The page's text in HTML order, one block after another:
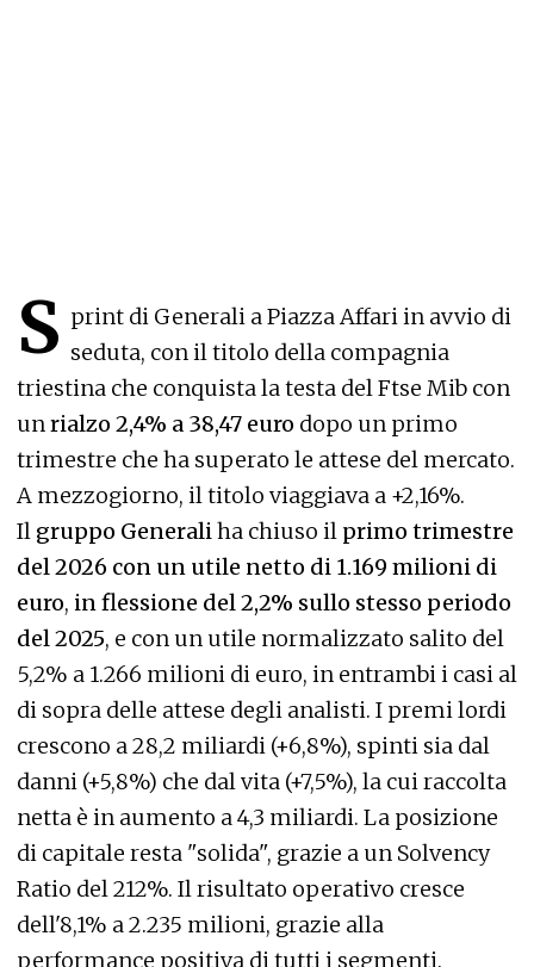
S print di Generali a Piazza Affari in avvio di
seduta, con il titolo della compagnia
triestina che conquista la testa del Ftse Mib con
unrialzo 2,4% a 38,47 euro dopo un primo
trimestre che ha superato le attese del mercato.
A mezzogiorno, il titolo viaggiava a +2,16%.
Il gruppo Generaliha chiuso il primo trimestre
del 2026 con un utile netto di 1.169 milioni di
euro, in flessione del 2,2% sullo stesso periodo
del 2025, e con un utile normalizzato salito del
5,2% a 1.266 milioni di euro, in entrambi i casi al
di sopra delle attese degli analisti. I premi lordi
crescono a 28,2 miliardi (+6,8%), spinti sia dal
danni (+5,8%) che dal vita (+7,5%), la cui raccolta
netta è in aumento a 4,3 miliardi. La posizione
di capitale resta "solida", grazie a un Solvency
Ratio del 212%. Il risultato operativo cresce
dell'8,1% a 2.235 milioni, grazie alla
performance positiva di tutti i segmenti.